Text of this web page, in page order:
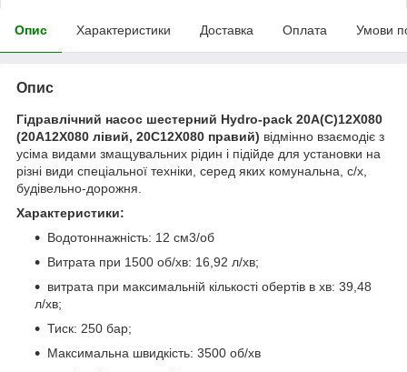
Опис Характеристики Доставка Оплата Умови
Опис
Гідравлічний насос шестерний Нydro-pack 20А(С)12X080
(20А12X080 лівий, 20С12X080 правий) відмінно взаємодіє з
усіма видами змащувальних рідин і підійде для установки на
різні види спеціальної техніки, серед яких комунальна, с/х,
будівельно-дорожня.
Характеристики:
Водотоннажність: 12 см3/об
Витрата при 1500 об/хв: 16,92 л/хв;
витрата при максимальній кількості обертів в хв: 39,48
л/хв;
Тиск: 250 бар;
Максимальна швидкість: 3500 об/хв